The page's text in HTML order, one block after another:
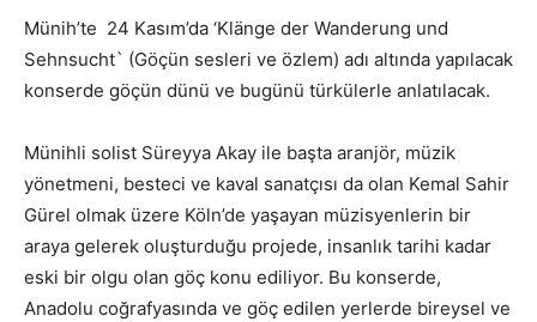
Münih’te 24 Kasım’da ‘Klänge der Wanderung und
Sehnsucht` (Göçün sesleri ve özlem) adı altında yapılacak
konserde göçün dünü ve bugünü türkülerle anlatılacak.
Münihli solist Süreyya Akay ile başta aranjör, müzik
yönetmeni, besteci ve kaval sanatçısı da olan Kemal Sahir
Gürel olmak üzere Köln’de yaşayan müzisyenlerin bir
araya gelerek oluşturduğu projede, insanlık tarihi kadar
eski bir olgu olan göç konu ediliyor. Bu konserde,
Anadolu coğrafyasında ve göç edilen yerlerde bireysel ve